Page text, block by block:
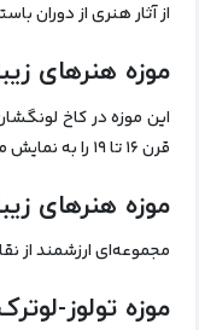
از آثار هنری از دوران
موزه هنرهای
این موزه در کاخ
قرن ۱۶ تا ۱۹ را به نمایش می‌گذارد.
موزه هنرهای
مجموعه‌ای ارزشمند از
موزه تولوز-